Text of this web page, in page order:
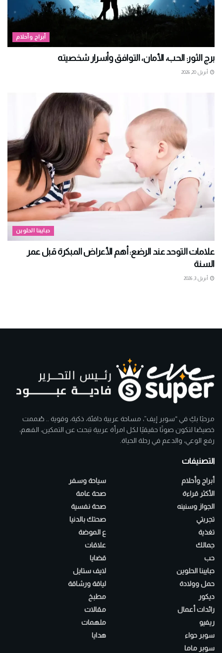
أبراج وأحلام
برج الثور: الحب، الأمان، التوافق وأسرار شخصيته
أبريل 20, 2026
حبايبنا الحلوين
علامات التوحد عند الرضع: أهم الأعراض المبكرة قبل عمر
السنة
أبريل 3, 2026
مرحبًا بكِ في “سوبر إيف”، مساحة عربية دافئة، ذكية، وقوية .. صُممت
خصيصًا لتكون صوتًا حقيقيًا لكل امرأة عربية تبحث عن التمكين، الفهم،
رفع الوعي، والدعم في رحلة الحياة.
التصنيفات
أبراج وأحلام
الأكثر قراءة
الجواز وسنينه
تجربتي
تغذية
جمالك
حب
حبايبنا الحلوين
حمل وولادة
ديكور
رائدات أعمال
ريفيو
سوبر حواء
سوبر ماما
سياحة وسفر
صحة عامة
صحة نفسية
صحتك بالدنيا
ع الموضة
علاقات
قضايا
لايف ستايل
لياقة ورشاقة
مطبخ
مقالات
ملهمات
هدايا